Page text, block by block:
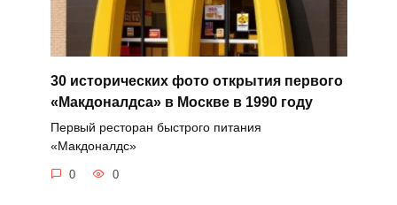
30 исторических фото открытия первого
«Макдоналдса» в Москве в 1990 году
Первый ресторан быстрого питания
«Макдоналдс»
0 0